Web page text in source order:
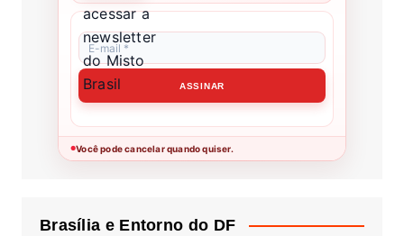
●Você pode cancelar quando quiser.
Brasília e Entorno do DF